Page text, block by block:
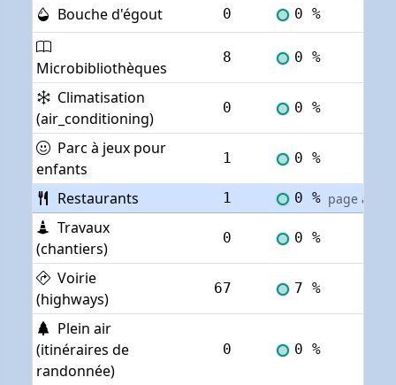
Bouche d'égout 0 0 %
Microbibliothèques
8 0 %
Climatisation
(air_conditioning)
0 0 %
Parc à jeux pour
enfants
1 0 %
Restaurants 1 0 % page
Travaux
(chantiers)
0 0 %
Voirie
(highways)
67 7 %
Plein air
(itinéraires de
randonnée)
0 0 %